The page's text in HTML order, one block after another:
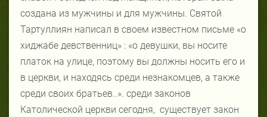
создана из мужчины и для мужчины. Святой
Тартуллиян написал в своем известном письме «о
хиджабе девственниц» : «о девушки, вы носите
платок на улице, поэтому вы должны носить его и
в церкви, и находясь среди незнакомцев, а также
среди своих братьев..». среди законов
Католической церкви сегодня, существует закон